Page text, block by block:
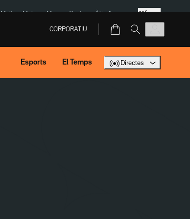
Multa a Meta Menors Ceuta Àtic Ayuso Més
CORPORATIU
Esports El Temps Directes